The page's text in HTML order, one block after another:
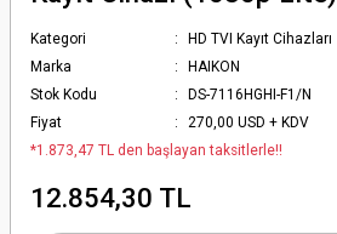
Kategori
HD TVI Kayıt Cihazları
Marka
HAIKON
Stok Kodu
DS-7116HGHI-F1/N
Fiyat
270,00 USD + KDV
*1.873,47 TL den başlayan taksitlerle!!
12.854,30 TL